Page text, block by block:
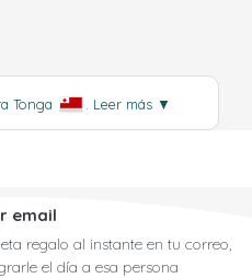
Tonga Leer más ▼
email
regalo al instante en tu correo,
el día a esa persona